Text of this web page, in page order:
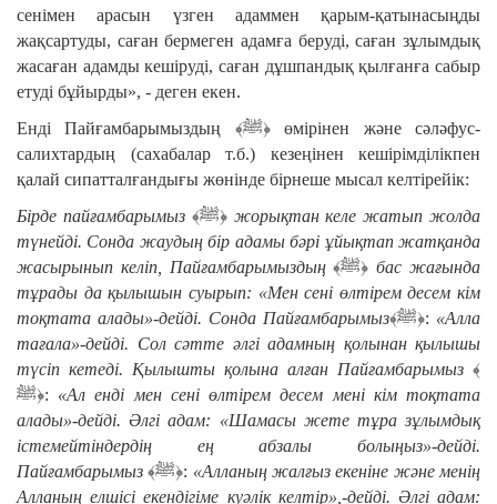
сенімен арасын үзген адаммен қарым-қатынасыңды
жақсартуды, саған бермеген адамға беруді, саған зұлымдық
жасаған адамды кешіруді, саған дұшпандық қылғанға сабыр
етуді бұйырды», - деген екен.
Енді Пайғамбарымыздың ﴾ﷺ﴿ өмірінен және сәләфус-
салихтардың (сахабалар т.б.) кезеңінен кешірімділікпен
қалай сипатталғандығы жөнінде бірнеше мысал келтірейік:
Бірде пайғамбарымыз
﴾ﷺ﴿ жорықтан келе жатып жолда
түнейді. Сонда жаудың бір адамы бәрі ұйықтап жатқанда
жасырынып келіп, Пайғамбарымыздың
﴾ﷺ﴿бас жағында
тұрады да қылышын суырып: «Мен сені өлтірем десем кім
тоқтата алады»-дейді. Сонда Пайғамбарымыз
﴾ﷺ﴿: «Алла
тағала»-дейді. Сол сәтте әлгі адамның қолынан қылышы
түсіп кетеді. Қылышты қолына алған Пайғамбарымыз ﴾
ﷺ﴿: «Ал енді мен сені өлтірем десем мені кім тоқтата
алады»-дейді. Әлгі адам: «Шамасы жете тұра зұлымдық
істемейтіндердің ең абзалы болыңыз»-дейді.
Пайғамбарымыз
﴾ﷺ﴿: «Алланың жалғыз екеніне және менің
Алланың елшісі екендігіме куәлік келтір»,-дейді. Әлгі адам: